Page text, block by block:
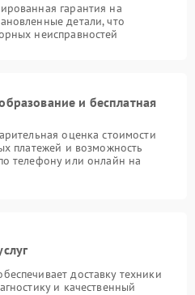
гарантия на
детали, что
неисправностей
и бесплатная
оценка стоимости
платежей и возможность
телефону или онлайн на
доставку техники
и качественный